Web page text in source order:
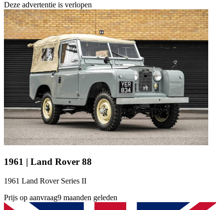
Deze advertentie is verlopen
1961 | Land Rover 88
1961 Land Rover Series II
Prijs op aanvraag9 maanden geleden